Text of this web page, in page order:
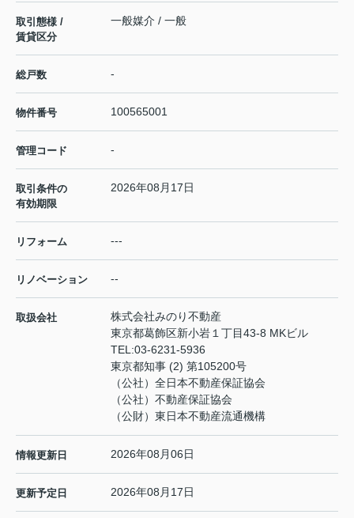
取引態様 /
賃貸区分
一般媒介 / 一般
総戸数 -
物件番号 100565001
管理コード -
取引条件の
有効期限
2026年08月17日
リフォーム ---
リノベーション --
取扱会社
株式会社みのり不動産
東京都葛飾区新小岩１丁目43-8 MKビル
TEL:03-6231-5936
東京都知事 (2) 第105200号
（公社）全日本不動産保証協会
（公社）不動産保証協会
（公財）東日本不動産流通機構
情報更新日 2026年08月06日
更新予定日 2026年08月17日